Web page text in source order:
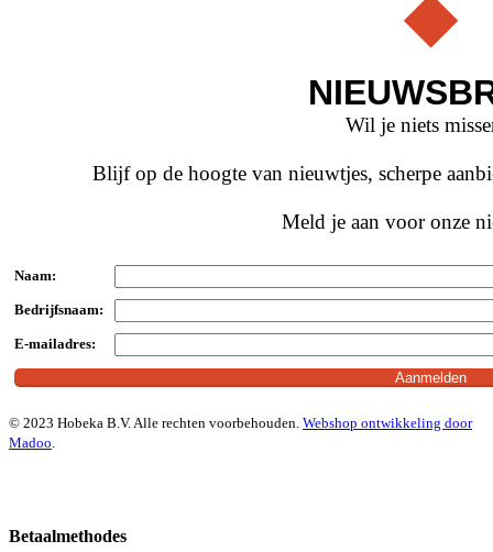
Wil je niets
Blijf op de hoogte van nieuwtjes, scherpe
Meld je aan voor onze
Naam:
Bedrijfsnaam:
E-mailadres:
© 2023 Hobeka B.V. Alle rechten voorbehouden. Webshop ontwikkeling door
Madoo.
Betaalmethodes